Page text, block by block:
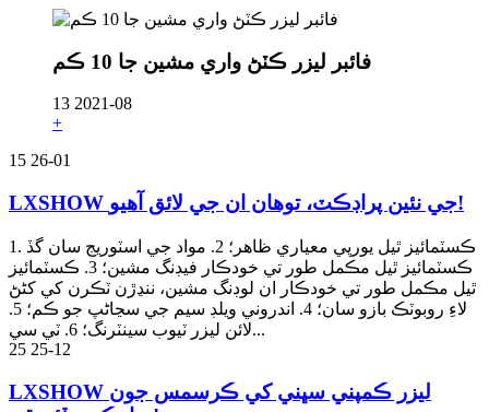
فائبر ليزر ڪٽڻ واري مشين جا 10 ڪم
13 2021-08
+
15 26-01
LXSHOW جي نئين پراڊڪٽ، توهان ان جي لائق آهيو!
1. ڪسٽمائيز ٿيل يورپي معياري ظاهر؛ 2. مواد جي اسٽوريج سان گڏ
ڪسٽمائيز ٿيل مڪمل طور تي خودڪار فيڊنگ مشين؛ 3. ڪسٽمائيز
ٿيل مڪمل طور تي خودڪار ان لوڊنگ مشين، ننڍڙن ٽڪرن کي کڻڻ
لاءِ روبوٽڪ بازو سان؛ 4. اندروني ويلڊ سيم جي سڃاڻپ جو ڪم؛ 5.
لائن ليزر ٽيوب سينٽرنگ؛ 6. ٽي سي...
25 25-12
LXSHOW ليزر ڪمپني سڀني کي ڪرسمس جون